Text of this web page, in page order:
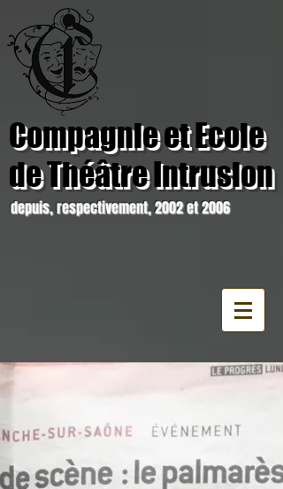
Compagnie et Ecole
de Théâtre Intrusion
depuis, respectivement, 2002 et 2006